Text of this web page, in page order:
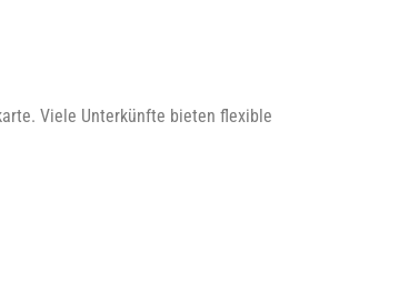
Viele Unterkünfte bieten flexible